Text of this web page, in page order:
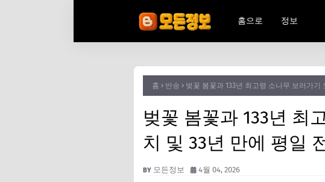
홈으로 정보
홈 반송 벚꽃 봄꽃과 133년 최고령 소나무 보러가
벚꽃 봄꽃과 133년 최
치 및 33년 만에 평일
모든정보 4월 04, 2026